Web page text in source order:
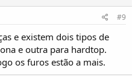
#9
e existem dois tipos de
e outra para hardtop.
os furos estão a mais.